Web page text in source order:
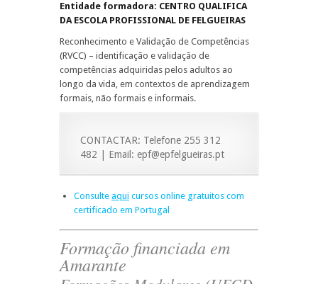
Entidade formadora: CENTRO QUALIFICA
DA ESCOLA PROFISSIONAL DE FELGUEIRAS
Reconhecimento e Validação de Competências
(RVCC) – identificação e validação de
competências adquiridas pelos adultos ao
longo da vida, em contextos de aprendizagem
formais, não formais e informais.
CONTACTAR: Telefone 255 312
482 | Email: epf@epfelgueiras.pt
Consulte aqui cursos online gratuitos com
certificado em Portugal
Formação financiada em
Amarante